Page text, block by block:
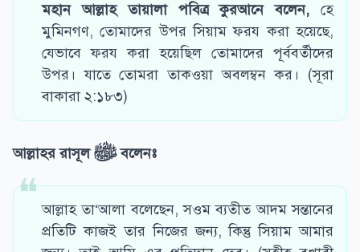
মহান আল্লাহ তায়ালা পবিত্র কুরআনে বলেন, হে
মুমিনগণ, তোমাদের উপর সিয়াম ফরয করা হয়েছে,
যেভাবে ফরয করা হয়েছিল তোমাদের পূর্ববর্তীদের
উপর। যাতে তোমরা তাকওয়া অবলম্বন কর। (সূরা
বাকারা ২:১৮৩)
আল্লাহর রাসূলﷺবলেনঃ
আল্লাহ তা‘আলা বলেছেন, সওম ব্যতীত আদম সন্তানের
প্রতিটি কাজই তার নিজের জন্য, কিন্তু সিয়াম আমার